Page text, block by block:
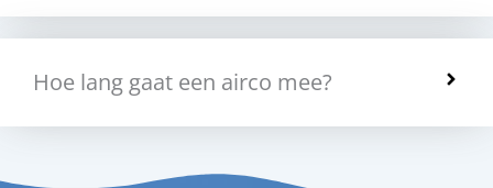
Hoe lang gaat een airco mee?